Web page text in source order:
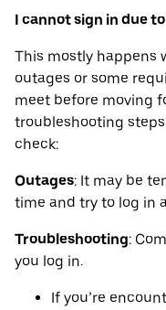
I cannot sign in due
This mostly happens
outages or some
meet before moving
troubleshooting
check:
Outages: It may be
time and try to log in
Troubleshooting:
you log in.
If you’re